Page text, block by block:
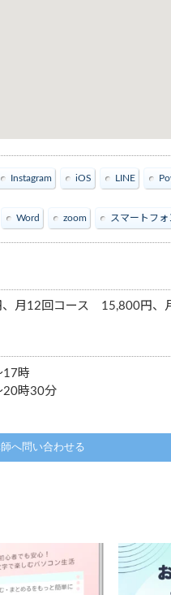
Instagram iOS LINE
Word zoom スマートフォ
月12回コース 15,800円、
17時
20時30分
へ問い合わせる
新講座のお知らせ】
ソコンで学ぶ 下記の